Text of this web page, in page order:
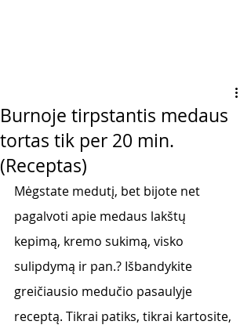
Burnoje tirpstantis medaus
tortas tik per 20 min.
(Receptas)
Mėgstate medutį, bet bijote net
pagalvoti apie medaus lakštų
kepimą, kremo sukimą, visko
sulipdymą ir pan.? Išbandykite
greičiausio medučio pasaulyje
receptą. Tikrai patiks, tikrai kartosite,